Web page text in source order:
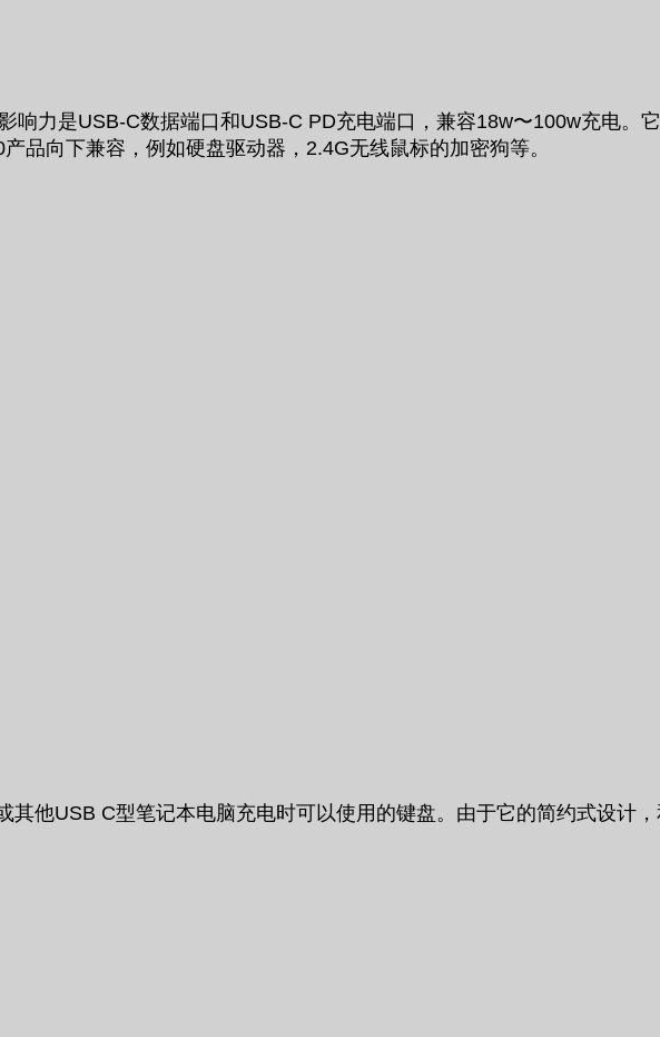
响力是USB-C数据端口和USB-C PD充电端口，兼容18w〜100w充电。
品向下兼容，例如硬盘驱动器，2.4G无线鼠标的加密狗等。
他USB C型笔记本电脑充电时可以使用的键盘。由于它的简约式设计，